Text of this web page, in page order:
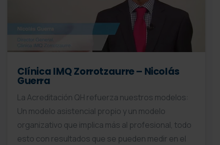
Clínica IMQ Zorrotzaurre – Nicolás
Guerra
La Acreditación QH refuerza nuestros modelos:
Un modelo asistencial propio y un modelo
organizativo que implica más al profesional, todo
esto con resultados que se pueden medir en el